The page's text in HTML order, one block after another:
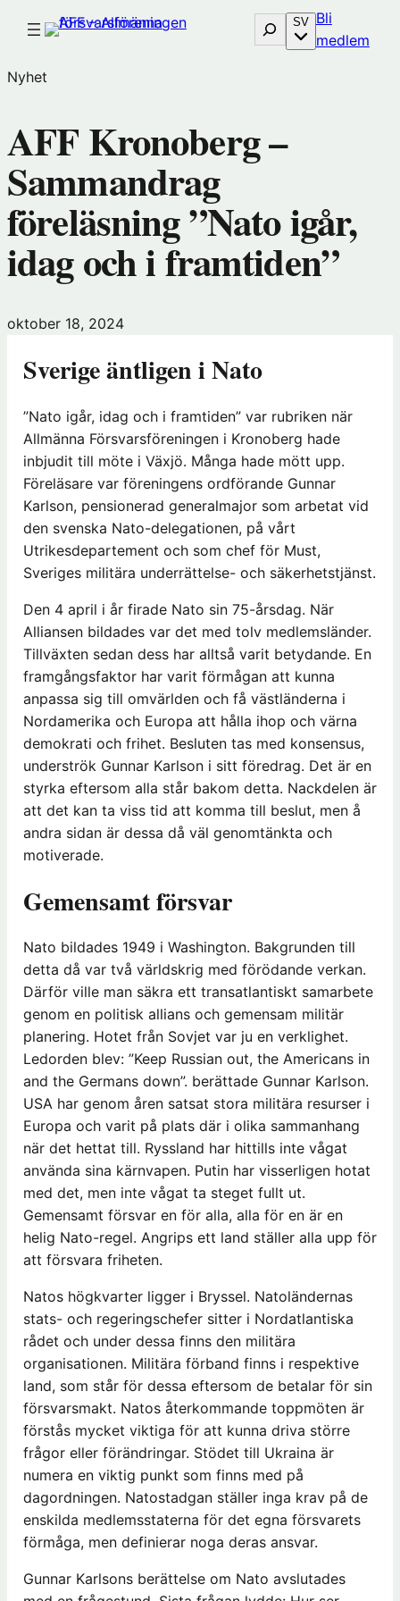
Sök SV Bli
medlem
Nyhet
AFF Kronoberg –
Sammandrag
föreläsning ”Nato igår,
idag och i framtiden”
oktober 18, 2024
Sverige äntligen i Nato
”Nato igår, idag och i framtiden” var rubriken när
Allmänna Försvarsföreningen i Kronoberg hade
inbjudit till möte i Växjö. Många hade mött upp.
Föreläsare var föreningens ordförande Gunnar
Karlson, pensionerad generalmajor som arbetat vid
den svenska Nato-delegationen, på vårt
Utrikesdepartement och som chef för Must,
Sveriges militära underrättelse- och säkerhetstjänst.
Den 4 april i år firade Nato sin 75-årsdag. När
Alliansen bildades var det med tolv medlemsländer.
Tillväxten sedan dess har alltså varit betydande. En
framgångsfaktor har varit förmågan att kunna
anpassa sig till omvärlden och få västländerna i
Nordamerika och Europa att hålla ihop och värna
demokrati och frihet. Besluten tas med konsensus,
underströk Gunnar Karlson i sitt föredrag. Det är en
styrka eftersom alla står bakom detta. Nackdelen är
att det kan ta viss tid att komma till beslut, men å
andra sidan är dessa då väl genomtänkta och
motiverade.
Gemensamt försvar
Nato bildades 1949 i Washington. Bakgrunden till
detta då var två världskrig med förödande verkan.
Därför ville man säkra ett transatlantiskt samarbete
genom en politisk allians och gemensam militär
planering. Hotet från Sovjet var ju en verklighet.
Ledorden blev: ”Keep Russian out, the Americans in
and the Germans down”. berättade Gunnar Karlson.
USA har genom åren satsat stora militära resurser i
Europa och varit på plats där i olika sammanhang
när det hettat till. Ryssland har hittills inte vågat
använda sina kärnvapen. Putin har visserligen hotat
med det, men inte vågat ta steget fullt ut.
Gemensamt försvar en för alla, alla för en är en
helig Nato-regel. Angrips ett land ställer alla upp för
att försvara friheten.
Natos högkvarter ligger i Bryssel. Natoländernas
stats- och regeringschefer sitter i Nordatlantiska
rådet och under dessa finns den militära
organisationen. Militära förband finns i respektive
land, som står för dessa eftersom de betalar för sin
försvarsmakt. Natos återkommande toppmöten är
förstås mycket viktiga för att kunna driva större
frågor eller förändringar. Stödet till Ukraina är
numera en viktig punkt som finns med på
dagordningen. Natostadgan ställer inga krav på de
enskilda medlemsstaterna för det egna försvarets
förmåga, men definierar noga deras ansvar.
Gunnar Karlsons berättelse om Nato avslutades